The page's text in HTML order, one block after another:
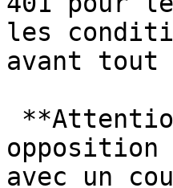
les
avant tout
opposition
avec un